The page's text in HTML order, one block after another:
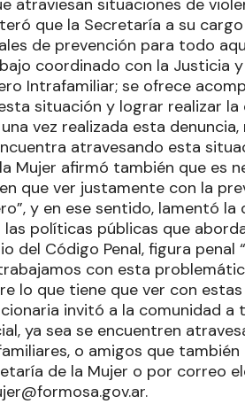
atraviesan situaciones de
que la Secretaría a su
de prevención para todo
coordinado con la Justicia
Intrafamiliar; se ofrece
situación y lograr realizar la
vez realizada esta
atravesando esta
Mujer afirmó también que es
que ver justamente con la
y en ese sentido, lamentó
políticas públicas que
del Código Penal, figura
con esta
lo que tiene que ver con
invitó a la comunidad
ya sea se encuentren
o amigos que
de la Mujer o por correo